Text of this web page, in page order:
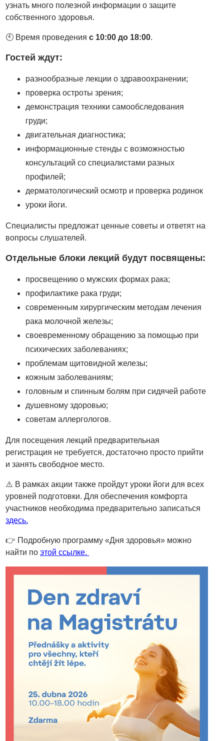
узнать много полезной информации о защите
собственного здоровья.
🕙 Время проведенияс 10:00 до 18:00.
Гостей ждут:
разнообразные лекции о здравоохранении;
проверка остроты зрения;
демонстрация техники самообследования
груди;
двигательная диагностика;
информационные стенды с возможностью
консультаций со специалистами разных
профилей;
дерматологический осмотр и проверка родинок
уроки йоги.
Специалисты предложат ценные советы и ответят на
вопросы слушателей.
Отдельные блоки лекций будут посвящены:
просвещению о мужских формах рака;
профилактике рака груди;
современным хирургическим методам лечения
рака молочной железы;
своевременному обращению за помощью при
психических заболеваниях;
проблемам щитовидной железы;
кожным заболеваниям;
головным и спинным болям при сидячей работе
душевному здоровью;
советам аллергологов.
Для посещения лекций предварительная
регистрация не требуется, достаточно просто прийти
и занять свободное место.
⚠️ В рамках акции также пройдут уроки йоги для всех
уровней подготовки. Для обеспечения комфорта
участников необходима предварительно записаться
здесь.
👉 Подробную программу «Дня здоровья» можно
найти поэтой ссылке.